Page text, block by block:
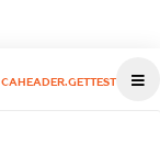
CAHEADER.GETTEST